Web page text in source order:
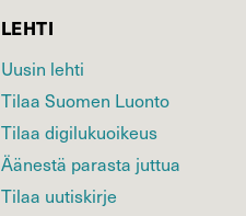
LEHTI
Uusin lehti
Tilaa Suomen Luonto
Tilaa digilukuoikeus
Äänestä parasta juttua
Tilaa uutiskirje